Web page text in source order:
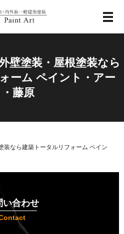
メ
壁塗装・屋根塗装なら
ーム ペイント・アー
・藤原
装なら建築トータルリフォーム ペイン
い合わせ